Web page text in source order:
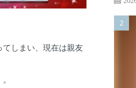
しまい、現在は親友
。